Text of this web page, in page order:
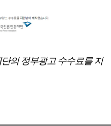
의 정부광고 수수료를 지